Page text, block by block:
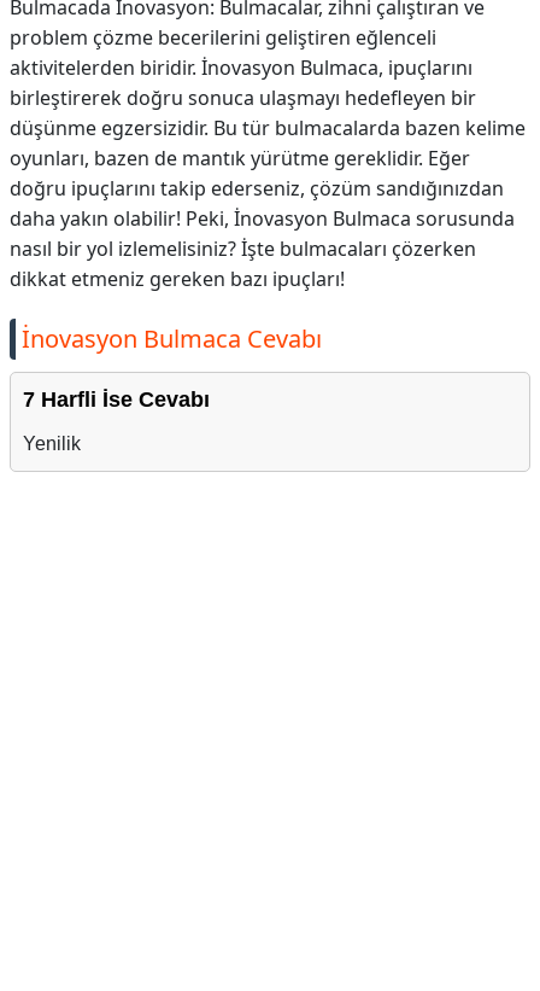
Bulmacada İnovasyon: Bulmacalar, zihni çalıştıran ve
problem çözme becerilerini geliştiren eğlenceli
aktivitelerden biridir. İnovasyon Bulmaca, ipuçlarını
birleştirerek doğru sonuca ulaşmayı hedefleyen bir
düşünme egzersizidir. Bu tür bulmacalarda bazen kelime
oyunları, bazen de mantık yürütme gereklidir. Eğer
doğru ipuçlarını takip ederseniz, çözüm sandığınızdan
daha yakın olabilir! Peki, İnovasyon Bulmaca sorusunda
nasıl bir yol izlemelisiniz? İşte bulmacaları çözerken
dikkat etmeniz gereken bazı ipuçları!
İnovasyon Bulmaca Cevabı
7 Harfli İse Cevabı
Yenilik